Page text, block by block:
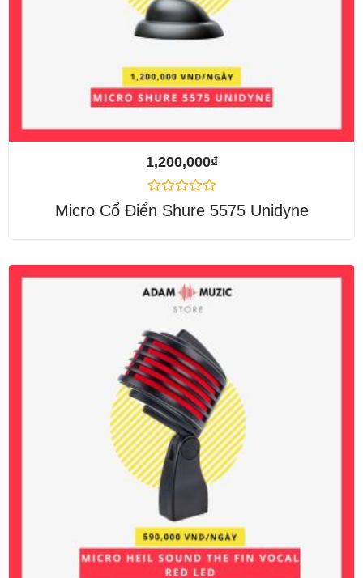
1,200,000₫
Được
xếp
sao
Micro Cổ Điển Shure 5575 Unidyne